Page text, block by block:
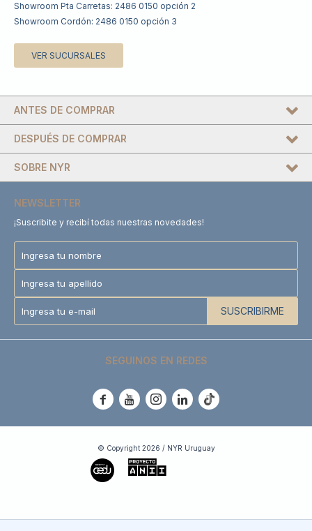
Showroom Pta Carretas: 2486 0150 opción 2
Showroom Cordón: 2486 0150 opción 3
VER SUCURSALES
DESPUÉS DE COMPRAR
SOBRE NYR
ANTES DE COMPRAR
NEWSLETTER
¡Suscribite y recibí todas nuestras novedades!
SUSCRIBIRME
SEGUINOS EN REDES
    
© Copyright 2026 / NYR Uruguay